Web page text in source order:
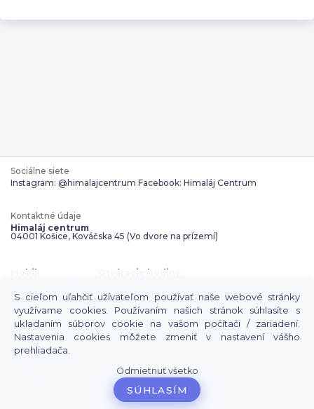
S cieľom uľahčiť užívateľom používať naše webové stránky
využívame cookies. Používaním našich stránok súhlasíte s
ukladaním súborov cookie na vašom počítači / zariadení.
Nastavenia cookies môžete zmeniť v nastavení vášho
prehliadača.
Odmietnuť všetko
SÚHLASÍM
Sociálne siete
Instagram: @himalajcentrum Facebook: Himaláj Centrum
Kontaktné údaje
Himaláj centrum
04001 Košice, Kováčska 45 (Vo dvore na prízemí)
Mobil:
Otváracie hodiny:
E-mail:
objednavky@himalajcentrum.sk
https://www.himalajcentrum.sk/